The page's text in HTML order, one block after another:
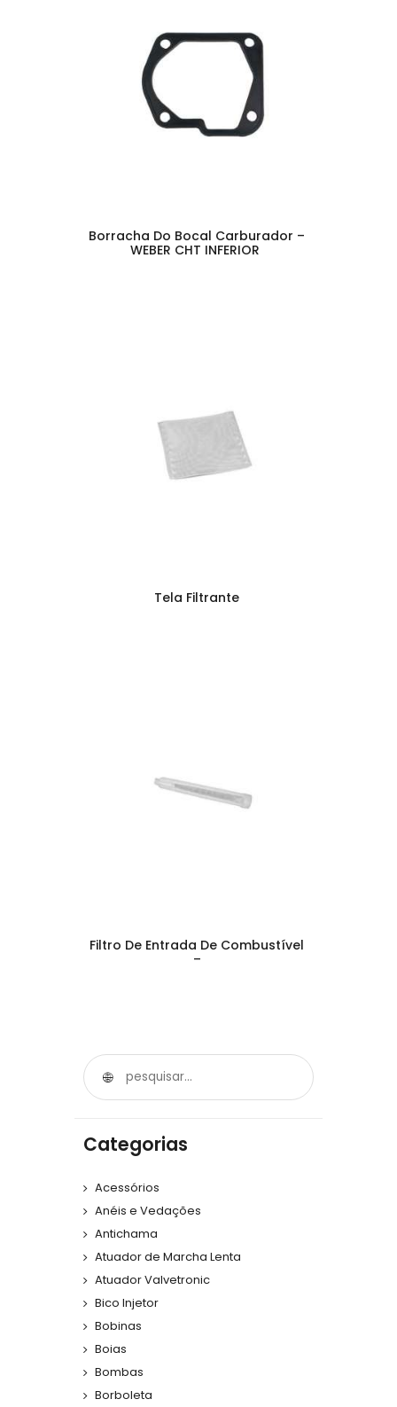
Borracha Do Bocal Carburador –
WEBER CHT INFERIOR
Tela Filtrante
Filtro De Entrada De Combustível
–
Categorias
Acessórios
Anéis e Vedações
Antichama
Atuador de Marcha Lenta
Atuador Valvetronic
Bico Injetor
Bobinas
Boias
Bombas
Borboleta